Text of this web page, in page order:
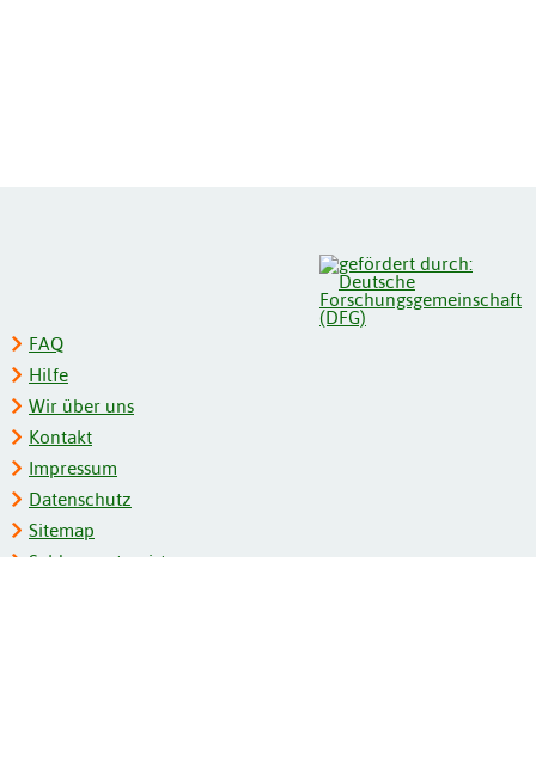
FAQ
Hilfe
Wir über uns
Kontakt
Impressum
Datenschutz
Sitemap
Schlagwortregister